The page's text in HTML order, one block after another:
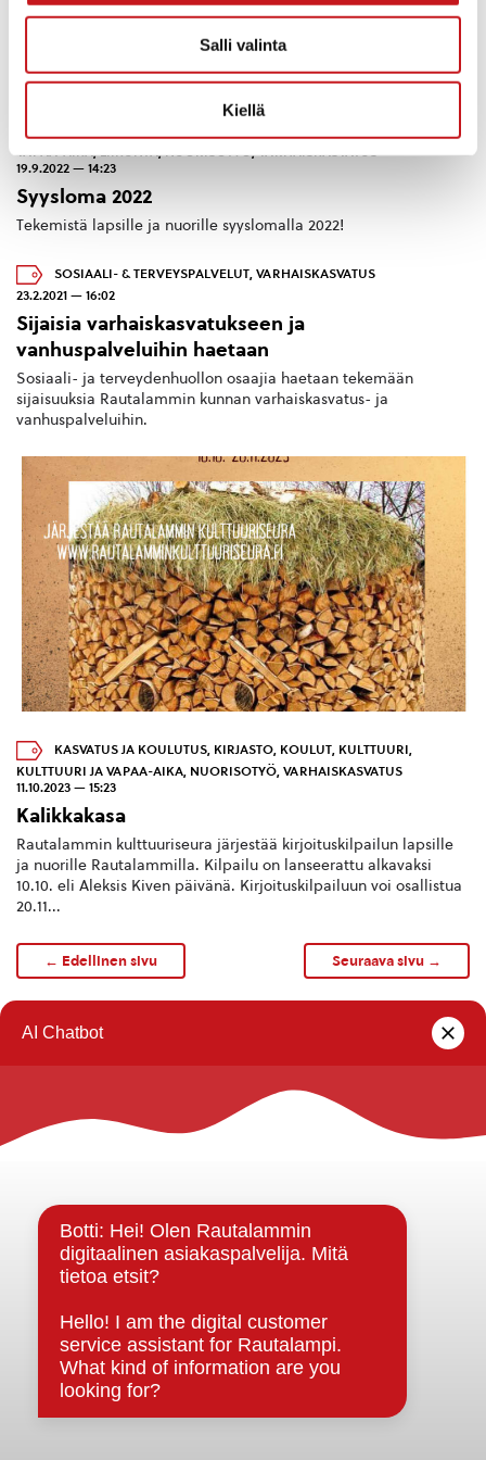
Salli valinta
Kiellä
KULTTUURI JA VAPAA-AIKA,LIIKUNTA,NUORISOTYÖ,
Hiihtolomalla tapahtuu!
19.9.2022 — 14:23
Syysloma 2022
Tekemistä lapsille ja nuorille syyslomalla 2022!
SOSIAALI- & TERVEYSPALVELUT, VARHAISKASVATUS
23.2.2021 — 16:02
Sijaisia varhaiskasvatukseen ja
vanhuspalveluihin haetaan
Sosiaali- ja terveydenhuollon osaajia haetaan tekemään
sijaisuuksia Rautalammin kunnan varhaiskasvatus- ja
vanhuspalveluihin.
KASVATUS JA KOULUTUS KIRJASTO KOULUT KULTTUURI
KULTTUURI JA VAPAA-AIKA NUORISOTYÖ VARHAISKASVATUS
11.10.2023 — 15:23
Kalikkakasa
Rautalammin kulttuuriseura järjestää kirjoituskilpailun lapsille
ja nuorille Rautalammilla. Kilpailu on lanseerattu alkavaksi
10.10. eli Aleksis Kiven päivänä. Kirjoituskilpailuun voi osallistua
20.11...
← Edellinen sivu Seuraava sivu →
Rautalammin kunta
Strategiat, ohjelmat, ohjeet, suunnitelmat, säännöt ja
sopimukset
Asiakirjajulkisuuskuvaus
Evästeet
Saavutettavuusseloste
Tietosuoja
Tietosuojaselosteet